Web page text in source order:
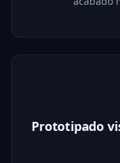
Prototipado